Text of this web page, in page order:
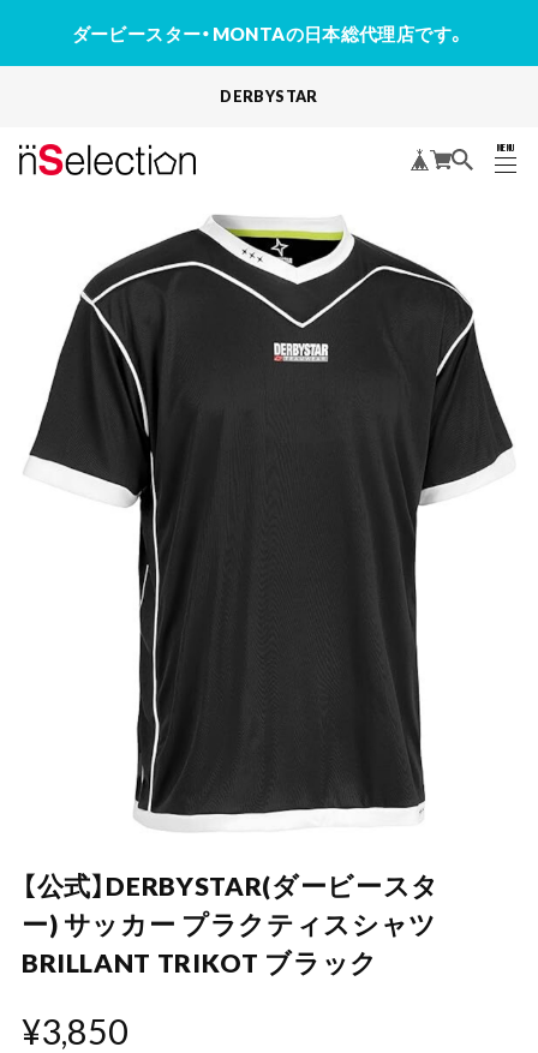
ダービースター・MONTAの日本総代理店です。
DERBYSTAR
MENU
CLOSE
【公式】DERBYSTAR(ダービースタ
ー) サッカー プラクティスシャツ
BRILLANT TRIKOT ブラック
¥3,850